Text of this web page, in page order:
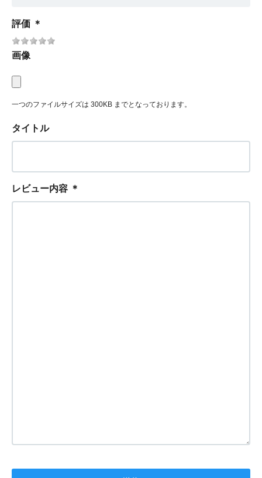
評価 ＊
画像
一つのファイルサイズは 300KB までとなっております。
タイトル
レビュー内容 ＊